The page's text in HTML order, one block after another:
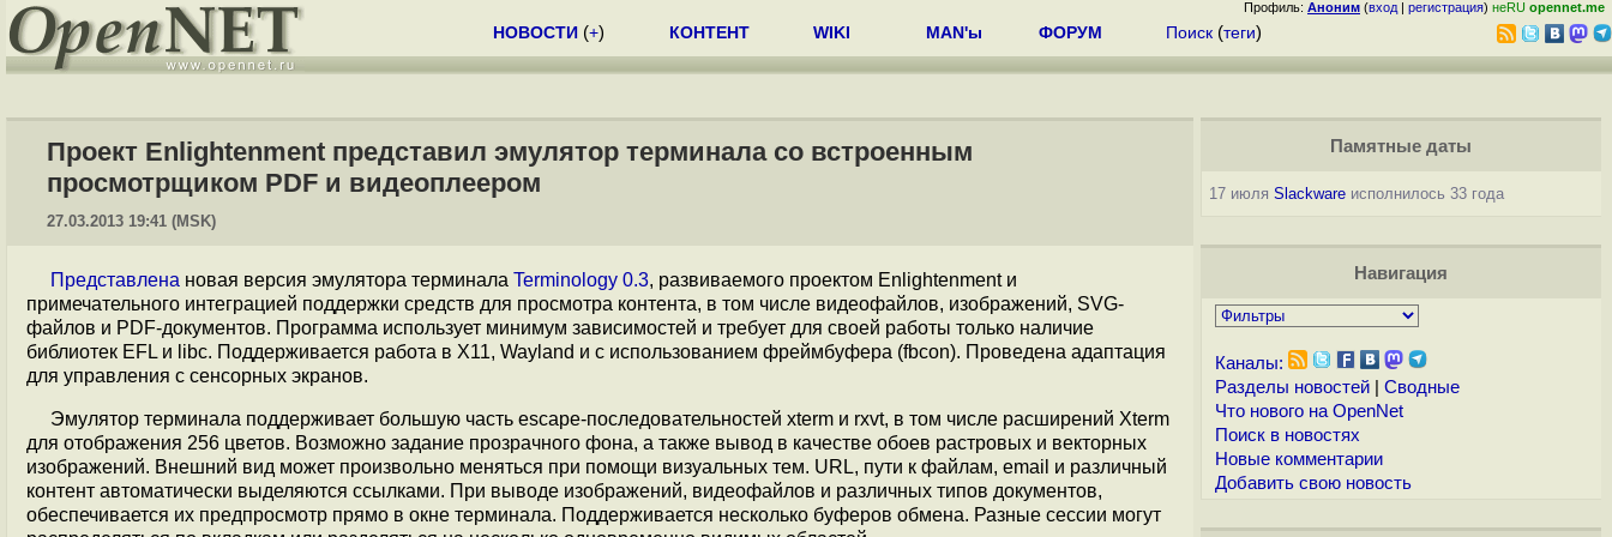
Профиль: Аноним (вход | регистрация) неRU opennet.me
НОВОСТИ (+) КОНТЕНТ WIKI MAN'ы ФОРУМ Поиск (теги)
Проект Enlightenment представил эмулятор терминала со встроенным
просмотрщиком PDF и видеоплеером
27.03.2013 19:41 (MSK)
Представлена новая версия эмулятора терминала Terminology 0.3, развиваемого проектом Enlightenment и
примечательного интеграцией поддержки средств для просмотра контента, в том числе видеофайлов, изображений, SVG-
файлов и PDF-документов. Программа использует минимум зависимостей и требует для своей работы только наличие
библиотек EFL и libc. Поддерживается работа в X11, Wayland и с использованием фреймбуфера (fbcon). Проведена адаптация
для управления с сенсорных экранов.
Эмулятор терминала поддерживает большую часть escape-последовательностей xterm и rxvt, в том числе расширений Xterm
для отображения 256 цветов. Возможно задание прозрачного фона, а также вывод в качестве обоев растровых и векторных
изображений. Внешний вид может произвольно меняться при помощи визуальных тем. URL, пути к файлам, email и различный
контент автоматически выделяются ссылками. При выводе изображений, видеофайлов и различных типов документов,
обеспечивается их предпросмотр прямо в окне терминала. Поддерживается несколько буферов обмена. Разные сессии могут
Памятные даты
17 июля Slackwareисполнилось 33 года
Навигация
Каналы:
Разделы новостей| Сводные
Что нового на OpenNet
Поиск в новостях
Новые комментарии
Добавить свою новость